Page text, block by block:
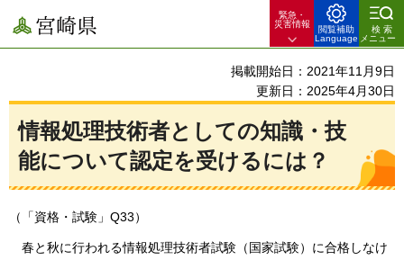
宮崎県
緊急・
災害情報
閲覧補助
Language
検索
メニュー
掲載開始日：2021年11月9日
更新日：2025年4月30日
情報処理技術者としての知識・技
能について認定を受けるには？
（「資格・試験」Q33）
春と秋に行われる情報処理技術者試験（国家試験）に合格しなけ